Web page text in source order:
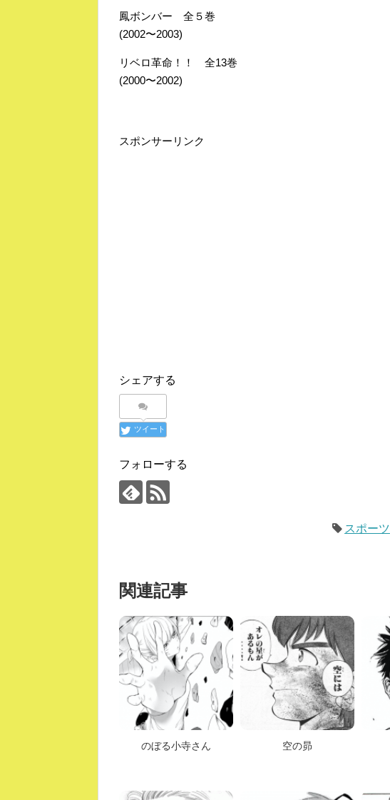
鳳ボンバー 全５巻
(2002〜2003)
リベロ革命！！ 全13巻
(2000〜2002)
スポンサーリンク
シェアする
ツイート
フォローする
スポーツ
関連記事
のぼる小寺さん 空の昴